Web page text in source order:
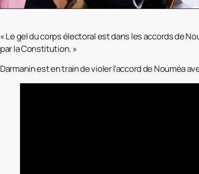
« Le gel du corps électoral est dans les accords de
par la Constitution. »
Darmanin est en train de violer l’accord de Nouméa